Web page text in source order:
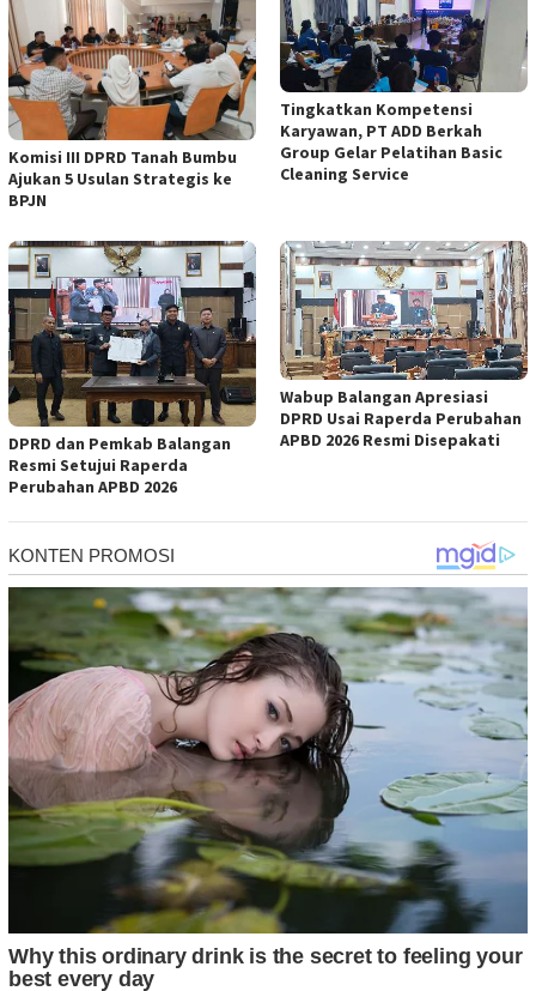
Komisi III DPRD Tanah Bumbu
Ajukan 5 Usulan Strategis ke
BPJN
Tingkatkan Kompetensi
Karyawan, PT ADD Berkah
Group Gelar Pelatihan Basic
Cleaning Service
DPRD dan Pemkab Balangan
Resmi Setujui Raperda
Perubahan APBD 2026
Wabup Balangan Apresiasi
DPRD Usai Raperda Perubahan
APBD 2026 Resmi Disepakati